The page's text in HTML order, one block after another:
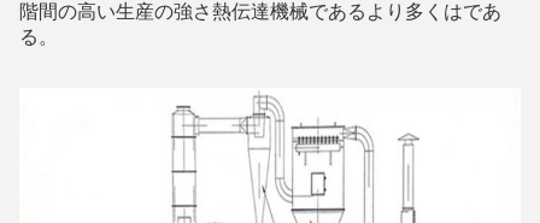
階間の高い生産の強さ熱伝達機械であるより多くはであ
る。